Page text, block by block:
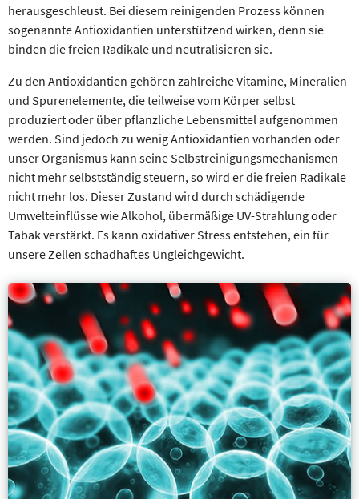
herausgeschleust. Bei diesem reinigenden Prozess können
sogenannte Antioxidantien unterstützend wirken, denn sie
binden die freien Radikale und neutralisieren sie.
Zu den Antioxidantien gehören zahlreiche Vitamine, Mineralien
und Spurenelemente, die teilweise vom Körper selbst
produziert oder über pflanzliche Lebensmittel aufgenommen
werden. Sind jedoch zu wenig Antioxidantien vorhanden oder
unser Organismus kann seine Selbstreinigungsmechanismen
nicht mehr selbstständig steuern, so wird er die freien Radikale
nicht mehr los. Dieser Zustand wird durch schädigende
Umwelteinflüsse wie Alkohol, übermäßige UV-Strahlung oder
Tabak verstärkt. Es kann oxidativer Stress entstehen, ein für
unsere Zellen schadhaftes Ungleichgewicht.